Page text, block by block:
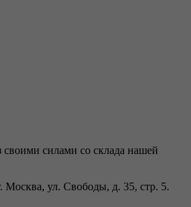
своими силами со склада нашей
Москва, ул. Свободы, д. 35, стр. 5.